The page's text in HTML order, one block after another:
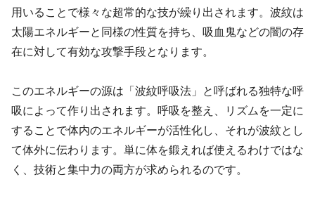
用いることで様々な超常的な技が繰り出されます。波紋は
太陽エネルギーと同様の性質を持ち、吸血鬼などの闇の存
在に対して有効な攻撃手段となります。
このエネルギーの源は「波紋呼吸法」と呼ばれる独特な呼
吸によって作り出されます。呼吸を整え、リズムを一定に
することで体内のエネルギーが活性化し、それが波紋とし
て体外に伝わります。単に体を鍛えれば使えるわけではな
く、技術と集中力の両方が求められるのです。